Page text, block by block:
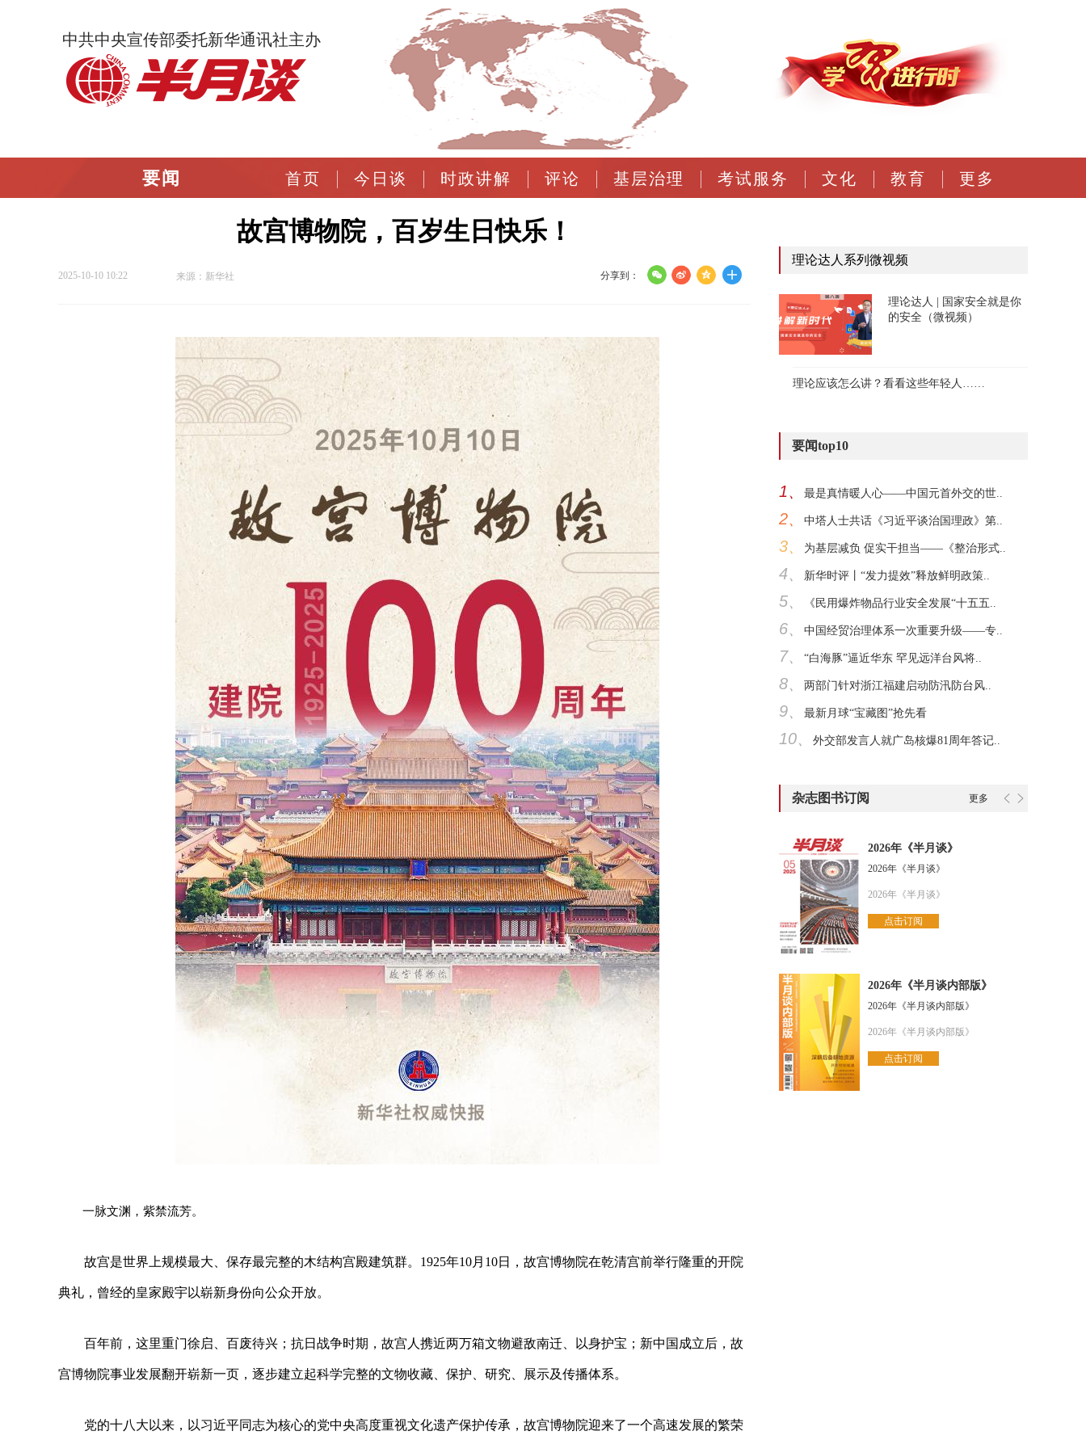
中共中央宣传部委托新华通讯社主办
要闻 首页 今日谈 时政讲解 评论 基层治理 考试服务 文化 教育 更多
故宫博物院，百岁生日快乐！
2025-10-10 10:22 来源：新华社 分享到：
一脉文渊，紫禁流芳。
故宫是世界上规模最大、保存最完整的木结构宫殿建筑群。1925年10月10日，故宫博物院在乾清宫前举行隆重的开院
典礼，曾经的皇家殿宇以崭新身份向公众开放。
百年前，这里重门徐启、百废待兴；抗日战争时期，故宫人携近两万箱文物避敌南迁、以身护宝；新中国成立后，故
宫博物院事业发展翻开崭新一页，逐步建立起科学完整的文物收藏、保护、研究、展示及传播体系。
党的十八大以来，以习近平同志为核心的党中央高度重视文化遗产保护传承，故宫博物院迎来了一个高速发展的繁荣
理论达人系列微视频
理论达人 | 国家安全就是你
的安全（微视频）
理论应该怎么讲？看看这些年轻人……
要闻top10
1、 最是真情暖人心——中国元首外交的世..
2、 中塔人士共话《习近平谈治国理政》第..
3、 为基层减负 促实干担当——《整治形式..
4、 新华时评丨“发力提效”释放鲜明政策..
5、 《民用爆炸物品行业安全发展“十五五..
6、 中国经贸治理体系一次重要升级——专..
7、 “白海豚”逼近华东 罕见远洋台风将..
8、 两部门针对浙江福建启动防汛防台风..
9、 最新月球“宝藏图”抢先看
10、 外交部发言人就广岛核爆81周年答记..
杂志图书订阅 更多
2026年《半月谈》
2026年《半月谈》
2026年《半月谈》
点击订阅
2026年《半月谈内部版》
2026年《半月谈内部版》
2026年《半月谈内部版》
点击订阅